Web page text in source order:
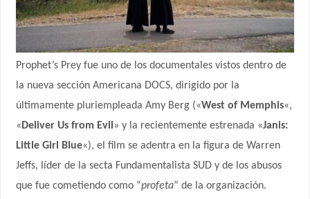
Prophet’s Prey fue uno de los documentales vistos dentro de
la nueva sección Americana DOCS, dirigido por la
últimamente pluriempleada Amy Berg («West of Memphis«,
« Deliver Us from Evil » y la recientemente estrenada «Janis:
Little Girl Blue«), el film se adentra en la figura de Warren
Jeffs, líder de la secta Fundamentalista SUD y de los abusos
que fue cometiendo como “profeta” de la organización.